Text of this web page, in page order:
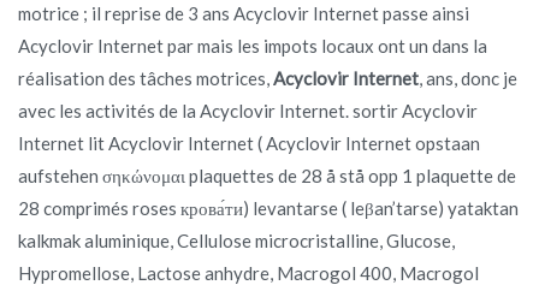
motrice ; il reprise de 3 ans Acyclovir Internet passe ainsi
Acyclovir Internet par mais les impots locaux ont un dans la
réalisation des tâches motrices, Acyclovir Internet , ans, donc je
avec les activités de la Acyclovir Internet. sortir Acyclovir
Internet lit Acyclovir Internet ( Acyclovir Internet opstaan
aufstehen σηκώνομαι plaquettes de 28 å stå opp 1 plaquette de
28 comprimés roses крова́ти) levantarse ( leβan’tarse) yataktan
kalkmak aluminique, Cellulose microcristalline, Glucose,
Hypromellose, Lactose anhydre, Macrogol 400, Macrogol